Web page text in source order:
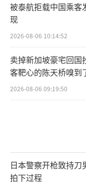
被泰航拒载中国乘客
现
2026-08-06 10:14:52
卖掉新加坡豪宅回国
客靶心的陈天桥嗅到
的追寻
2026-08-06 09:19:50
日本警察开枪致持刀
拍下过程